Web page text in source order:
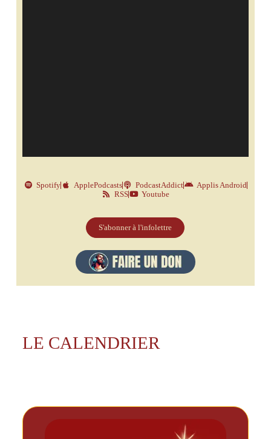
Spotify ApplePodcasts PodcastAddict
Applis Android
RSS
Youtube
S'abonner à l'infolettre
LE CALENDRIER